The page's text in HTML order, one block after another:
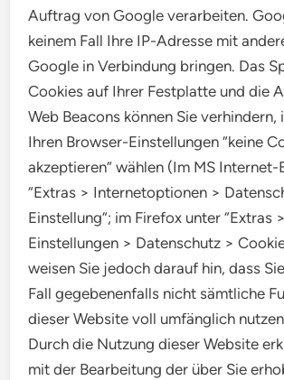
Auftrag von Google verarbeiten.
keinem Fall Ihre IP-Adresse mit
Google in Verbindung bringen. Das
Cookies auf Ihrer Festplatte und die
Web Beacons können Sie verhindern,
Ihren Browser-Einstellungen “keine
akzeptieren“ wählen (Im MS
“Extras > Internetoptionen >
Einstellung“; im Firefox unter “Extras >
Einstellungen > Datenschutz >
weisen Sie jedoch darauf hin, dass
Fall gegebenenfalls nicht sämtliche
dieser Website voll umfänglich
Durch die Nutzung dieser Website
mit der Bearbeitung der über Sie